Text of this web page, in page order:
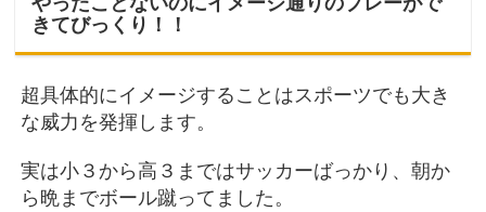
きてびっくり！！
超具体的にイメージすることはスポーツでも大き
な威力を発揮します。
実は小３から高３まではサッカーばっかり、朝か
ら晩までボール蹴ってました。